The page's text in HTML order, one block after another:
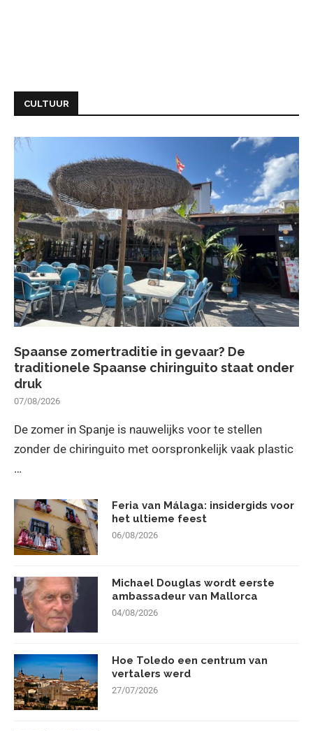
CULTUUR
Spaanse zomertraditie in gevaar? De
traditionele Spaanse chiringuito staat onder
druk
07/08/2026
De zomer in Spanje is nauwelijks voor te stellen
zonder de chiringuito met oorspronkelijk vaak plastic
…
Feria van Málaga: insidergids voor
het ultieme feest
06/08/2026
Michael Douglas wordt eerste
ambassadeur van Mallorca
04/08/2026
Hoe Toledo een centrum van
vertalers werd
27/07/2026